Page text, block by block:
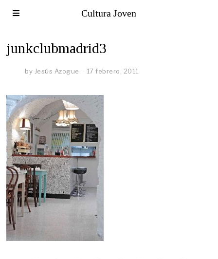
Cultura Joven
junkclubmadrid3
by Jesús Azogue 17 febrero, 2011